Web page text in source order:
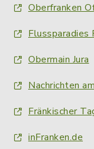
Oberfranken
Flussparadies
Obermain Jura
Nachrichten
Fränkischer
inFranken.de